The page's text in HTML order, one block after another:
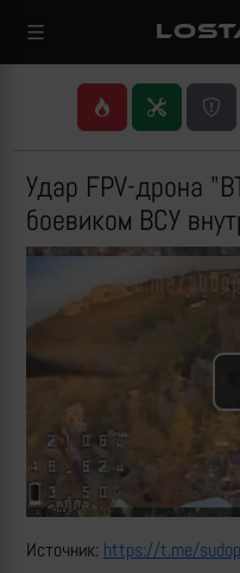
Удар FPV-дрона
боевиком ВСУ
Источник: https://t.me/